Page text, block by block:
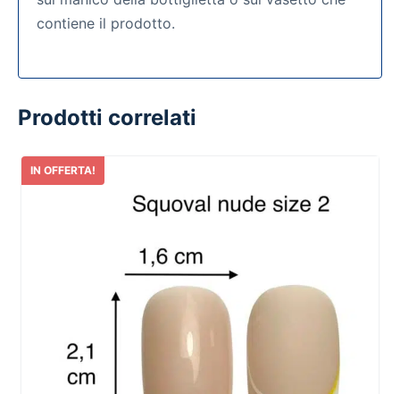
contiene il prodotto.
Prodotti correlati
IN OFFERTA!